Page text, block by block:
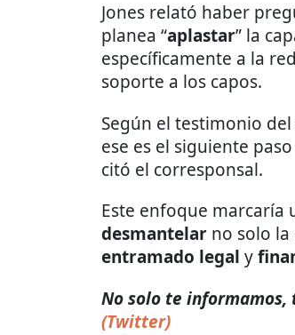
Jones relató haber
planea “aplastar” la
específicamente a la
soporte a los capos.
Según el testimonio
ese es el siguiente
citó el corresponsal.
Este enfoque marcaría
desmantelar no solo la
entramado legal y
No solo te
(Twitter)